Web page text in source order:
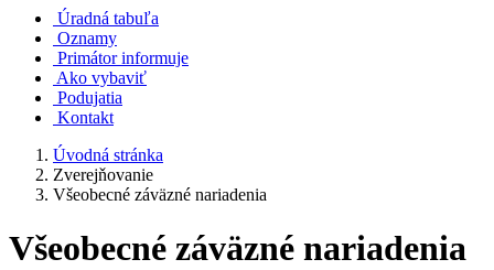
Úradná tabuľa
Oznamy
Primátor informuje
Ako vybaviť
Podujatia
Kontakt
Úvodná stránka
Zverejňovanie
Všeobecné záväzné nariadenia
Všeobecné záväzné nariadenia